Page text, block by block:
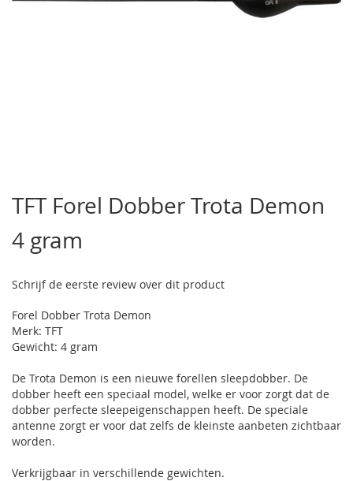
het
begin
van
de
gallerij
TFT Forel Dobber Trota Demon
4 gram
Schrijf de eerste review over dit product
Forel Dobber Trota Demon
Merk: TFT
Gewicht: 4 gram
De Trota Demon is een nieuwe forellen sleepdobber. De
dobber heeft een speciaal model, welke er voor zorgt dat de
dobber perfecte sleepeigenschappen heeft. De speciale
antenne zorgt er voor dat zelfs de kleinste aanbeten zichtbaar
worden.
Verkrijgbaar in verschillende gewichten.